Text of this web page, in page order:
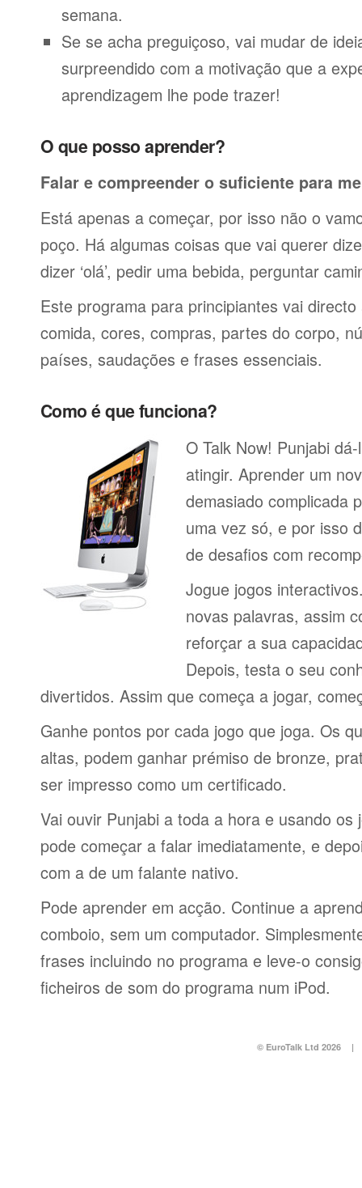
semana.
Se se acha preguiçoso, vai mudar de
surpreendido com a motivação que a
aprendizagem lhe pode trazer!
O que posso aprender?
Falar e compreender o suficiente para
Está apenas a começar, por isso não o
poço. Há algumas coisas que vai querer
dizer ‘olá’, pedir uma bebida, perguntar
Este programa para principiantes vai
comida, cores, compras, partes do corpo,
países, saudações e frases essenciais.
Como é que funciona?
O Talk Now! Punjabi
atingir. Aprender um
demasiado complicada
uma vez só, e por isso
de desafios com
Jogue jogos
novas palavras, assim
reforçar a sua
Depois, testa o seu
divertidos. Assim que começa a jogar,
Ganhe pontos por cada jogo que joga. Os
altas, podem ganhar prémiso de bronze,
ser impresso como um certificado.
Vai ouvir Punjabi a toda a hora e usando os
pode começar a falar imediatamente, e
com a de um falante nativo.
Pode aprender em acção. Continue a
comboio, sem um computador.
frases incluindo no programa e leve-o
ficheiros de som do programa num iPod.
© EuroTalk Ltd 2026 |